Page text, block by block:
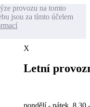
provozu na tomto
jsou za tímto účelem
X
Letní